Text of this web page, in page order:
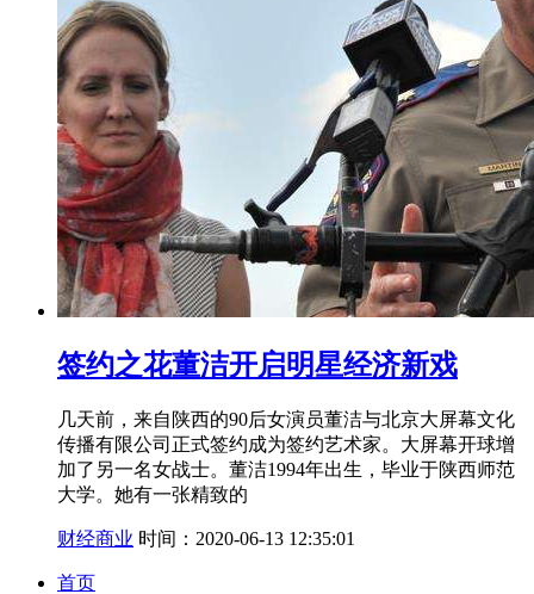
签约之花董洁开启明星经济新戏
几天前，来自陕西的90后女演员董洁与北京大屏幕文化
传播有限公司正式签约成为签约艺术家。大屏幕开球增
加了另一名女战士。董洁1994年出生，毕业于陕西师范
大学。她有一张精致的
财经商业 时间：2020-06-13 12:35:01
首页